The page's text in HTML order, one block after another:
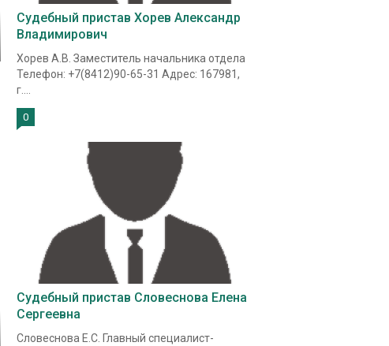
Судебный пристав Хорев Александр
Владимирович
Хорев А.В. Заместитель начальника отдела
Телефон: +7(8412)90-65-31 Адрес: 167981,
г....
0
Судебный пристав Словеснова Елена
Сергеевна
Словеснова Е.С. Главный специалист-